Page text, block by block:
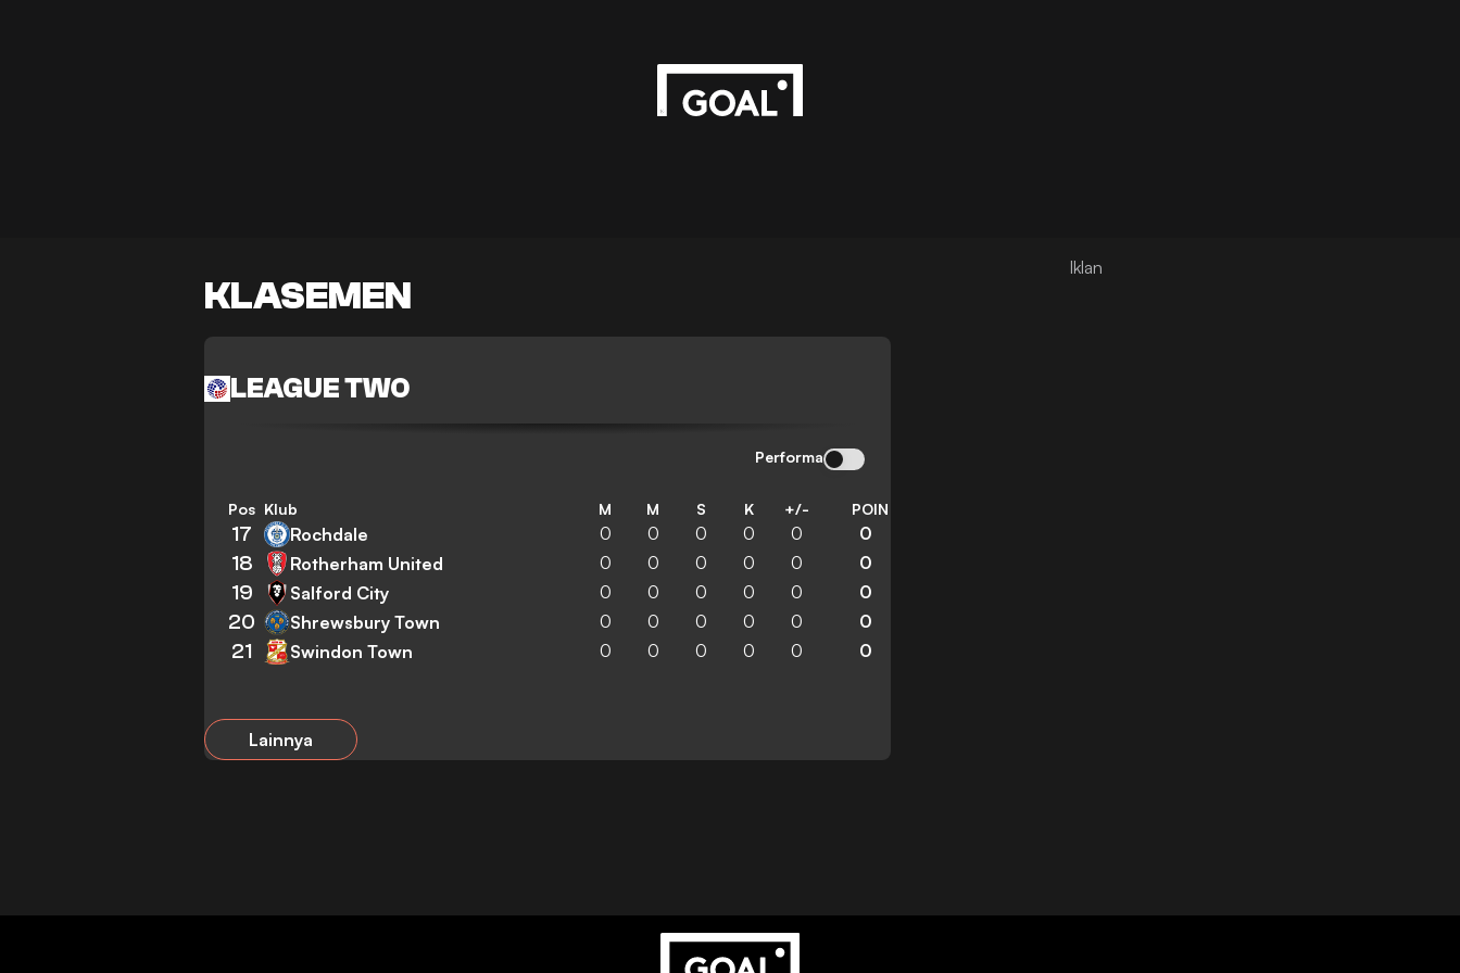
KLASEMEN
LEAGUE TWO
Performa
Pos Klub M M S K +/- POIN
17 Rochdale 0 0 0 0 0 0
18 Rotherham United 0 0 0 0 0 0
19 Salford City 0 0 0 0 0 0
20 Shrewsbury Town 0 0 0 0 0 0
21 Swindon Town 0 0 0 0 0 0
Lainnya